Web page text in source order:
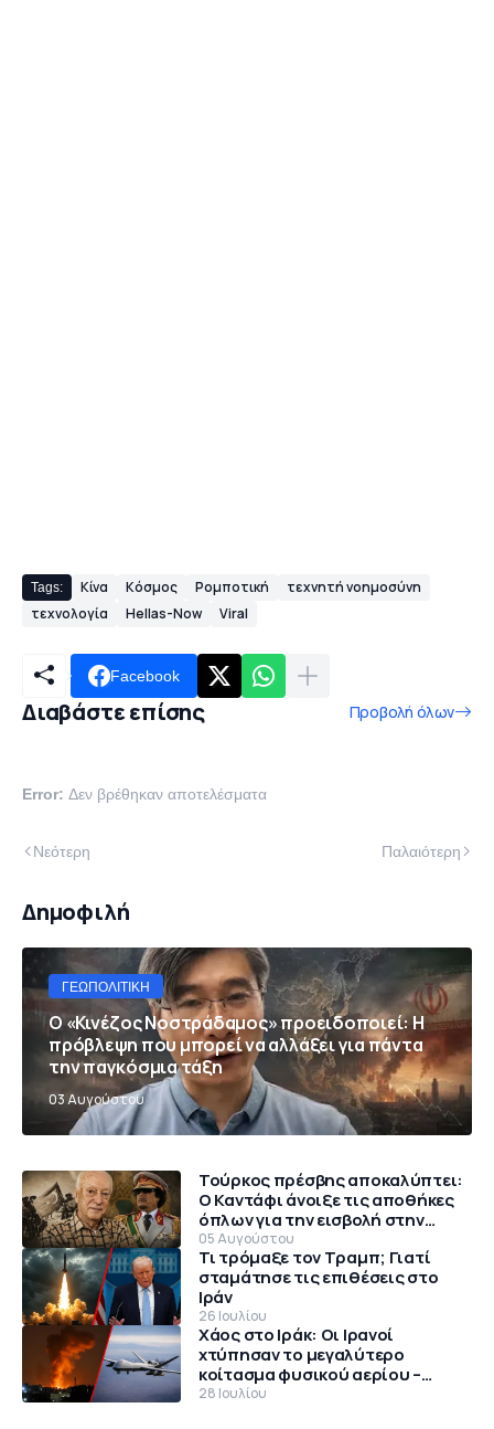
Tags: Κίνα Κόσμος Ρομποτική
τεχνητή νοημοσύνη
τεχνολογία
Hellas-Now Viral
Facebook
Διαβάστε επίσης Προβολή όλων
Error: Δεν βρέθηκαν αποτελέσματα
Νεότερη Παλαιότερη
Δημοφιλή
ΓΕΩΠΟΛΙΤΙΚΉ
Ο «Κινέζος Νοστράδαμος» προειδοποιεί: Η
πρόβλεψη που μπορεί να αλλάξει για πάντα
την παγκόσμια τάξη
03 Αυγούστου
Τούρκος πρέσβης αποκαλύπτει:
Ο Καντάφι άνοιξε τις αποθήκες
όπλων για την εισβολή στην
Κύπρο το 1974
05 Αυγούστου
Τι τρόμαξε τον Τραμπ; Γιατί
σταμάτησε τις επιθέσεις στο
Ιράν
26 Ιουλίου
Χάος στο Ιράκ: Οι Ιρανοί
χτύπησαν το μεγαλύτερο
κοίτασμα φυσικού αερίου –
Θρίλερ με αμερικανικό MQ-9
28 Ιουλίου